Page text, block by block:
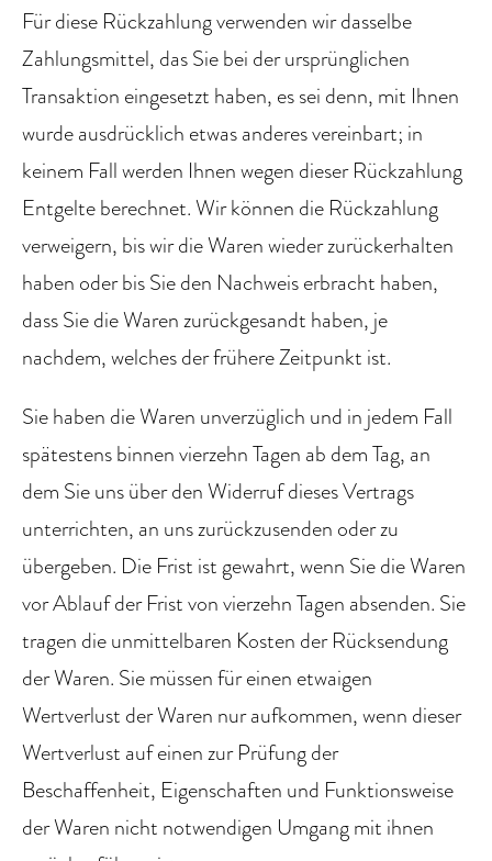
Für diese Rückzahlung verwenden wir dasselbe
Zahlungsmittel, das Sie bei der ursprünglichen
Transaktion eingesetzt haben, es sei denn, mit Ihnen
wurde ausdrücklich etwas anderes vereinbart; in
keinem Fall werden Ihnen wegen dieser Rückzahlung
Entgelte berechnet. Wir können die Rückzahlung
verweigern, bis wir die Waren wieder zurückerhalten
haben oder bis Sie den Nachweis erbracht haben,
dass Sie die Waren zurückgesandt haben, je
nachdem, welches der frühere Zeitpunkt ist.
Sie haben die Waren unverzüglich und in jedem Fall
spätestens binnen vierzehn Tagen ab dem Tag, an
dem Sie uns über den Widerruf dieses Vertrags
unterrichten, an uns zurückzusenden oder zu
übergeben. Die Frist ist gewahrt, wenn Sie die Waren
vor Ablauf der Frist von vierzehn Tagen absenden. Sie
tragen die unmittelbaren Kosten der Rücksendung
der Waren. Sie müssen für einen etwaigen
Wertverlust der Waren nur aufkommen, wenn dieser
Wertverlust auf einen zur Prüfung der
Beschaffenheit, Eigenschaften und Funktionsweise
der Waren nicht notwendigen Umgang mit ihnen